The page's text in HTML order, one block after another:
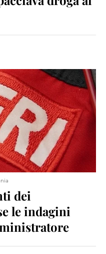
dei
le indagini